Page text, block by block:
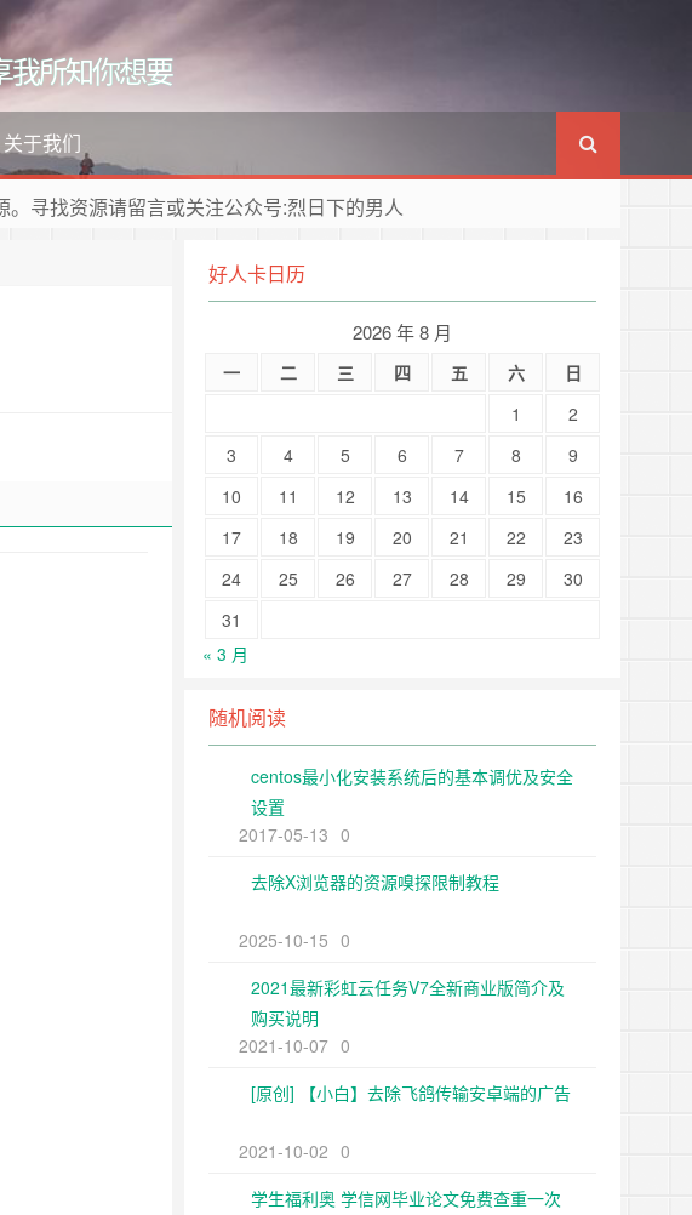
我所知你想要
关于我们
寻找资源请留言或关注公众号:烈日下的男人
好人卡日历
2026 年 8 月
一 二 三 四 五 六
日
1
2
3
4 5 6 7 8
9
10
11 12 13 14 15
16
17
18 19 20 21 22
23
24
25 26 27 28 29
30
31
« 3 月
随机阅读
centos最小化安装系统后的基本调优及安全
设置
2017-05-13 0
去除X浏览器的资源嗅探限制教程
2025-10-15 0
2021最新彩虹云任务V7全新商业版简介及
购买说明
2021-10-07 0
[原创] 【小白】去除飞鸽传输安卓端的广告
2021-10-02 0
学生福利奥 学信网毕业论文免费查重一次